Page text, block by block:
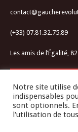
(+33) 07.81.32.75.89
Les amis de l’Égalité,
Notre site utilise
indispensables
sont optionnels.
l'utilisation de